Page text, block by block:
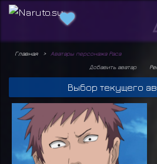
Главная
Аватары персонажа Раса
Добавить аватар
Выбор текущего